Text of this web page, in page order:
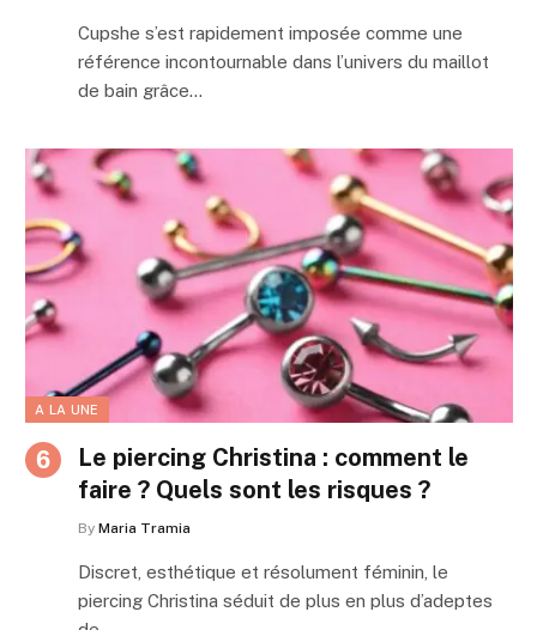
Cupshe s’est rapidement imposée comme une
référence incontournable dans l’univers du maillot
de bain grâce…
A LA UNE
Le piercing Christina : comment le
faire ? Quels sont les risques ?
By Maria Tramia
Discret, esthétique et résolument féminin, le
piercing Christina séduit de plus en plus d’adeptes